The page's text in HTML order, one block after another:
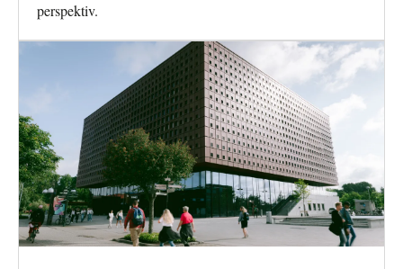
perspektiv.